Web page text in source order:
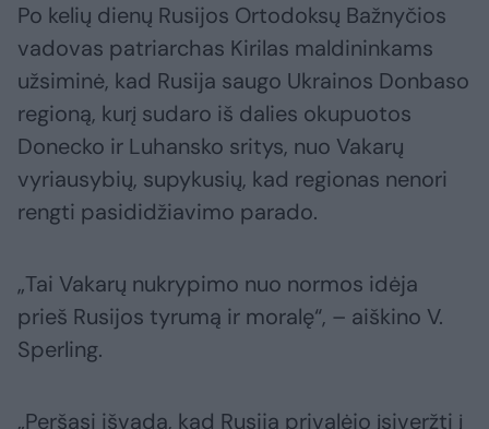
Po kelių dienų Rusijos Ortodoksų Bažnyčios
vadovas patriarchas Kirilas maldininkams
užsiminė, kad Rusija saugo Ukrainos Donbaso
regioną, kurį sudaro iš dalies okupuotos
Donecko ir Luhansko sritys, nuo Vakarų
vyriausybių, supykusių, kad regionas nenori
rengti pasididžiavimo parado.
„Tai Vakarų nukrypimo nuo normos idėja
prieš Rusijos tyrumą ir moralę“, – aiškino V.
Sperling.
„Peršasi išvada, kad Rusija privalėjo įsiveržti į